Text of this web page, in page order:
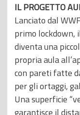
IL PROGETTO
Lanciato dal
primo lockdown,
diventa una
propria aula
con pareti fatte
per gli ortaggi,
Una superficie
garantisce il